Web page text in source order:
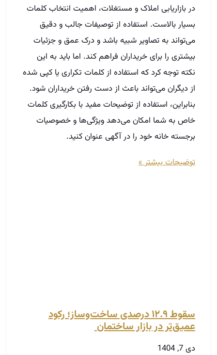
در بازاریابی املاک و مستغلات، اهمیت انتخاب کلمات
بسیار بالاست. استفاده از توصیفات جالب و دقیق
می‌تواند به تصاویر شبیه باشد و درک عمق و جزئیات
بیشتری را برای خریداران فراهم کند. اما باید به این
نکته توجه کرد که استفاده از کلمات تکراری یا کپی شده
از دیگران می‌تواند باعث از دست رفتن خریداران شود.
بنابراین، استفاده از توضیحات مفید با بکارگیری کلمات
خاص به شما امکان می‌دهد ویژگی‌ها و خصوصیات
برجسته خانه خود را در آگهی عنوان کنید.
توضیحات بیشتر »
سقوط ۱۲.۹ درصدی ساخت‌وساز؛ رکود
عمیق‌تر در بازار ساختمان ️
دی 7, 1404